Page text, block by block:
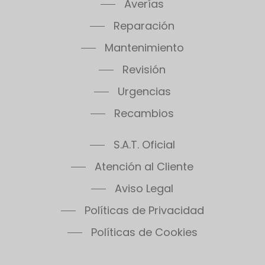
Averías
Reparación
Mantenimiento
Revisión
Urgencias
Recambios
S.A.T. Oficial
Atención al Cliente
Aviso Legal
Políticas de Privacidad
Políticas de Cookies